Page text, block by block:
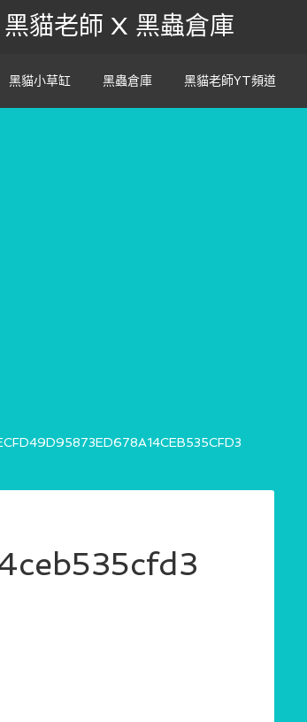
黑貓老師 X 黑蟲倉庫
黑貓小草缸 黑蟲倉庫 黑貓老師YT頻道